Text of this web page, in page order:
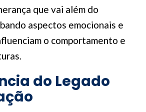
que vai além do
aspectos emocionais e
o comportamento e
do Legado